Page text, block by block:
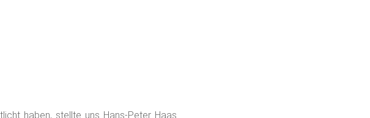
haben, stellte uns Hans-Peter Haas